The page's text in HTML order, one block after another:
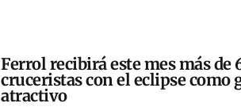
Ferrol recibirá este mes más de
cruceristas con el eclipse como
atractivo